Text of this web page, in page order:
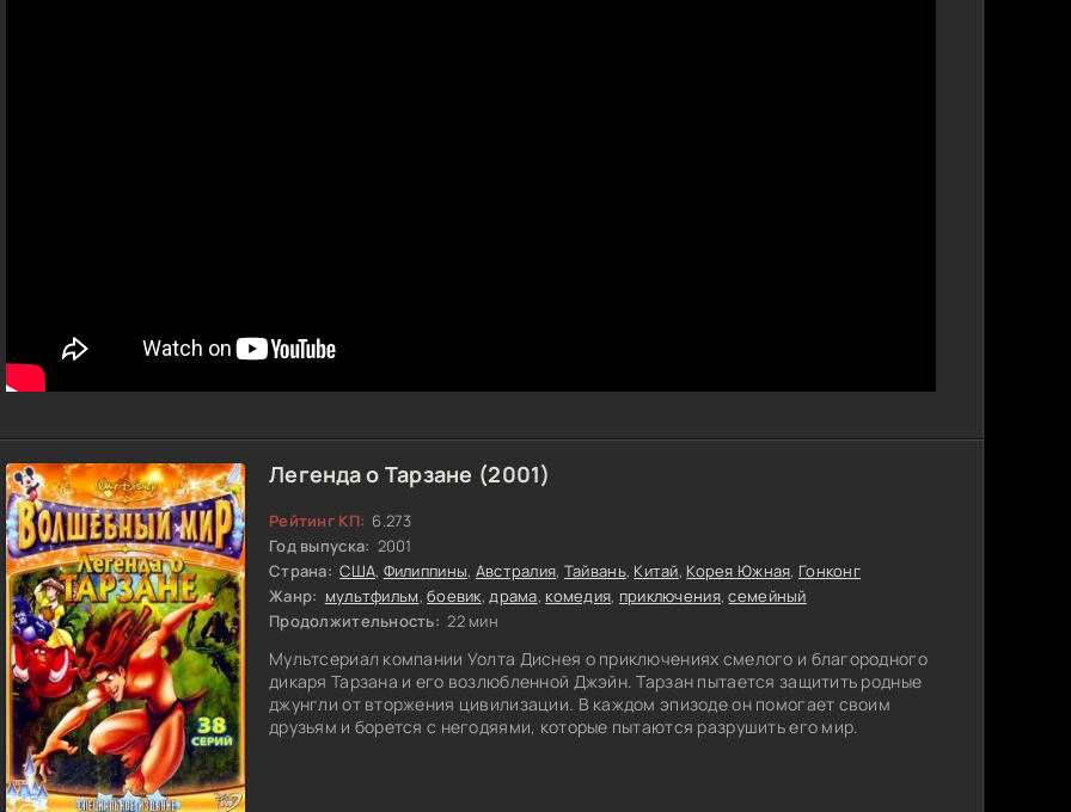
Легенда о Тарзане (2001)
Рейтинг КП: 6.273
Год выпуска: 2001
Страна: США, Филиппины, Австралия, Тайвань, Китай, Корея Южная, Гонконг
Жанр: мультфильм,боевик,драма, комедия, приключения,семейный
Продолжительность: 22 мин
Мультсериал компании Уолта Диснея о приключениях смелого и благородного
дикаря Тарзана и его возлюбленной Джэйн. Тарзан пытается защитить родные
джунгли от вторжения цивилизации. В каждом эпизоде он помогает своим
друзьям и борется с негодяями, которые пытаются разрушить его мир.